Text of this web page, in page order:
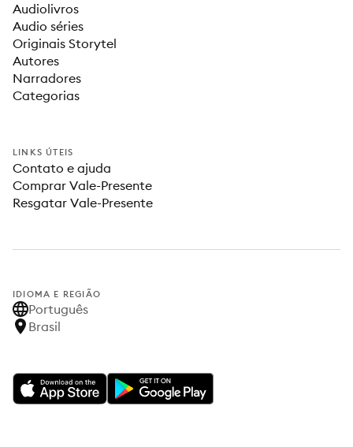
Audiolivros
Audio séries
Originais Storytel
Autores
Narradores
Categorias
LINKS ÚTEIS
Contato e ajuda
Comprar Vale-Presente
Resgatar Vale-Presente
IDIOMA E REGIÃO
Português
Brasil